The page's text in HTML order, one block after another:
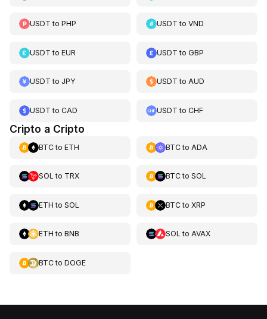
USDT to PHP USDT toVND
USDT to EUR USDT toGBP
USDT to JPY USDT toAUD
USDT to CAD USDT toCHF
Cripto a Cripto
BTCto ETH BTCto ADA
SOL to TRX BTCto SOL
ETH to SOL BTCto XRP
ETH to BNB SOL to AVAX
BTCto DOGE